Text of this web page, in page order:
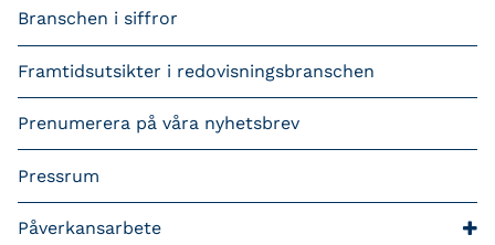
Branschen i siffror
Framtidsutsikter i redovisningsbranschen
Prenumerera på våra nyhetsbrev
Pressrum
Påverkansarbete